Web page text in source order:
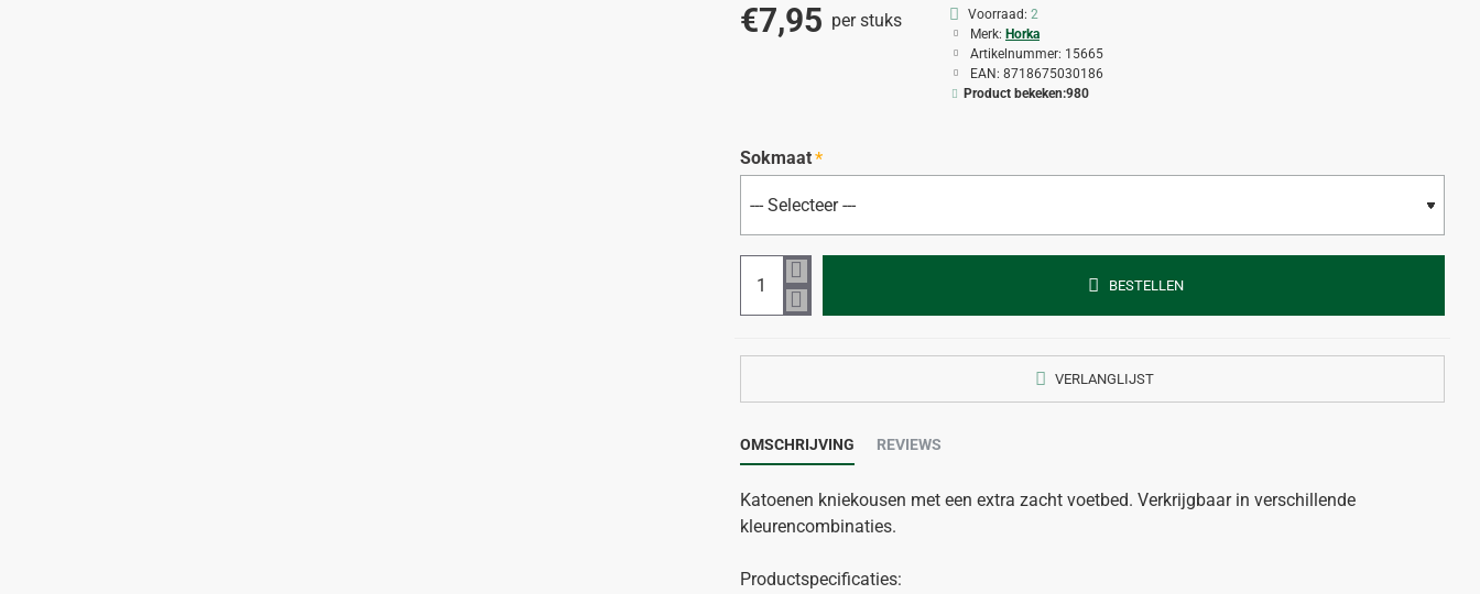
€7,95 per stuks Voorraad: 2
Merk: Horka
Artikelnummer: 15665
EAN: 8718675030186
Product bekeken:980
Sokmaat
BESTELLEN
VERLANGLIJST
OMSCHRIJVING REVIEWS
Katoenen kniekousen met een extra zacht voetbed. Verkrijgbaar in verschillende
kleurencombinaties.
Productspecificaties: